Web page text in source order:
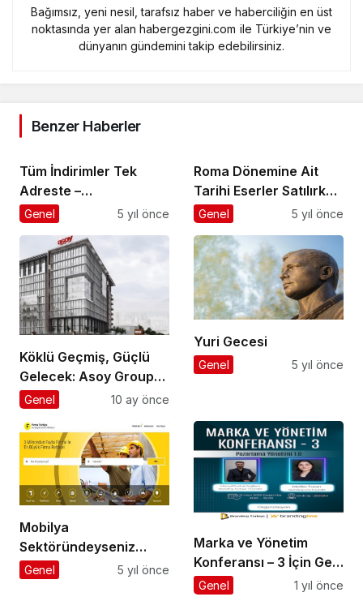
Bağımsız, yeni nesil, tarafsız haber ve haberciliğin en üst
noktasında yer alan habergezgini.com ile Türkiye’nin ve
dünyanın gündemini takip edebilirsiniz.
Benzer Haberler
Tüm İndirimler Tek
Adreste –
İndirimlendin.com
Genel 5 yıl önce
Roma Dönemine Ait
Tarihi Eserler Satılırken
Ele Geçirildi
Genel 5 yıl önce
Köklü Geçmiş, Güçlü
Gelecek: Asoy Group
Türkiye’nin Değerini
Genel 10 ay önce
Yuri Gecesi
Genel 5 yıl önce
Mobilya
Sektöründeyseniz
İnternetin Gücünü
Genel 5 yıl önce
Marka ve Yönetim
Konferansı – 3 İçin Geri
Sayım!
Genel 1 yıl önce